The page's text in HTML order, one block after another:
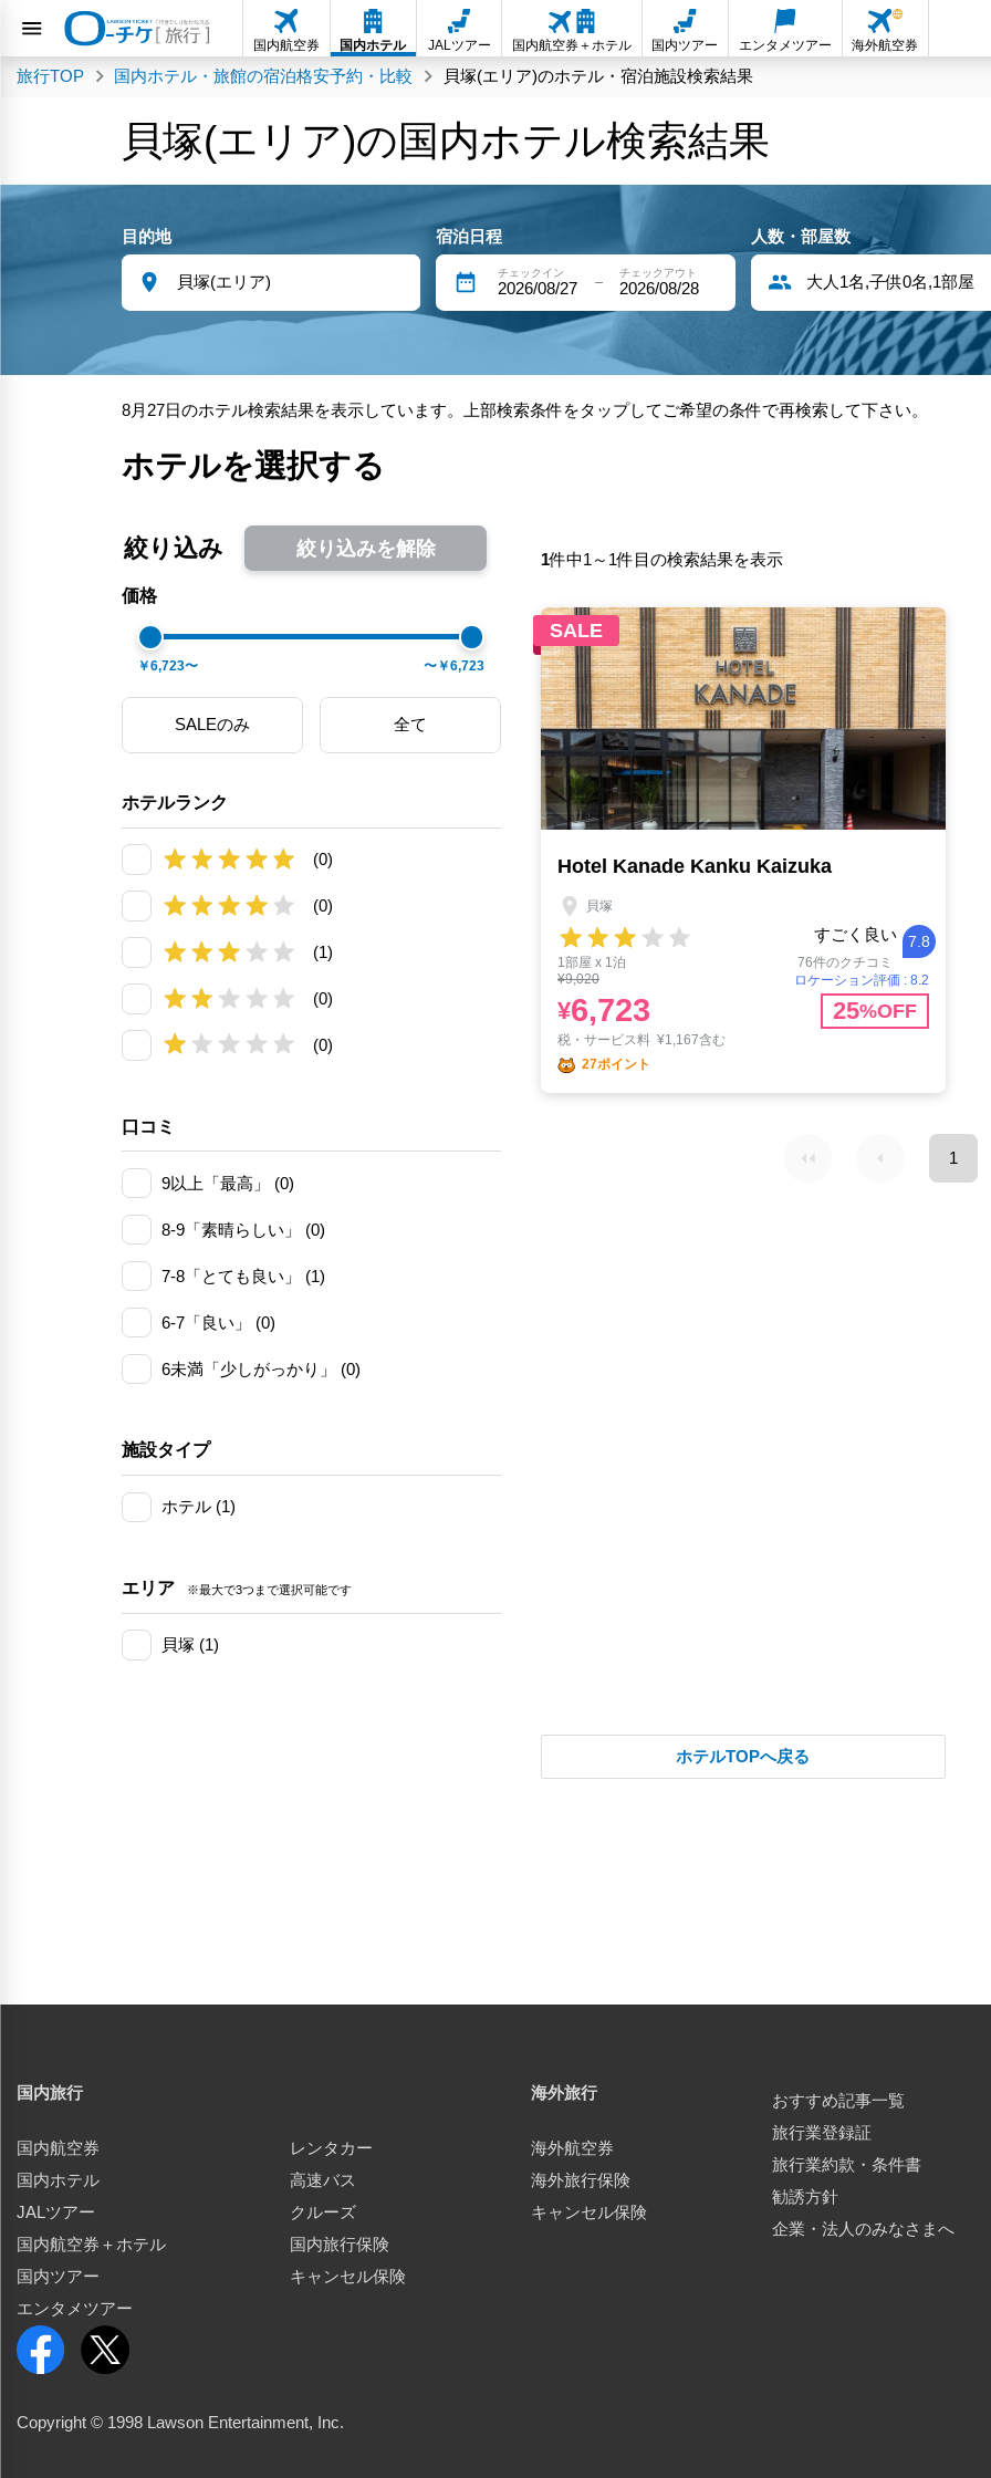
国内航空券 国内ホテル JALツアー 国内航空券＋ホテル 国内ツアー エンタメツアー 海外航空券
旅行TOP 国内ホテル・旅館の宿泊格安予約・比較 貝塚(エリア)のホテル・宿泊施設検索結果
貝塚(エリア)の国内ホテル検索結果
目的地 宿泊日程
チェックイン
2026/08/27
チェックアウト
2026/08/28
人数・部屋数
大人1名,子供0名,1部屋
8月27日のホテル検索結果を表示しています。上部検索条件をタップしてご希望の条件で再検索して下さい。
ホテルを選択する
絞り込み 絞り込みを解除
価格
￥6,723〜 〜￥6,723
SALEのみ 全て
ホテルランク
(0)
(0)
(1)
(0)
(0)
口コミ
9以上「最高」 (0)
8-9「素晴らしい」 (0)
7-8「とても良い」 (1)
6-7「良い」 (0)
6未満「少しがっかり」 (0)
施設タイプ
ホテル (1)
エリア ※最大で3つまで選択可能です
貝塚 (1)
1件中1～1件目の検索結果を表示
SALE
Hotel Kanade Kanku Kaizuka
貝塚
すごく良い 7.8
1部屋 x 1泊
76件のクチコミ
¥9,020
ロケーション評価 : 8.2
¥6,723 25%OFF
税・サービス料 ¥1,167含む
27ポイント
1
ホテルTOPへ戻る
国内旅行
国内航空券
国内ホテル
JALツアー
国内航空券＋ホテル
国内ツアー
エンタメツアー
レンタカー
高速バス
クルーズ
国内旅行保険
キャンセル保険
海外旅行
海外航空券
海外旅行保険
キャンセル保険
おすすめ記事一覧
旅行業登録証
旅行業約款・条件書
勧誘方針
企業・法人のみなさまへ
Copyright © 1998 Lawson Entertainment, Inc.